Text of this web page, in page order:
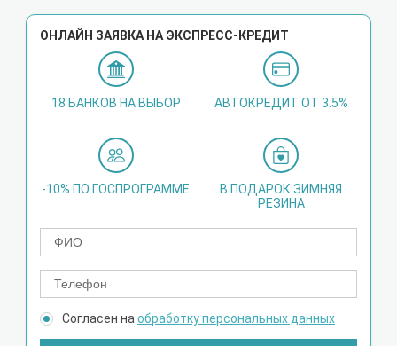
ОНЛАЙН ЗАЯВКА НА ЭКСПРЕСС-КРЕДИТ
18 БАНКОВ НА ВЫБОР АВТОКРЕДИТ ОТ 3.5%
-10% ПО ГОСПРОГРАММЕ
В ПОДАРОК ЗИМНЯЯ
РЕЗИНА
Согласен наобработку персональных данных